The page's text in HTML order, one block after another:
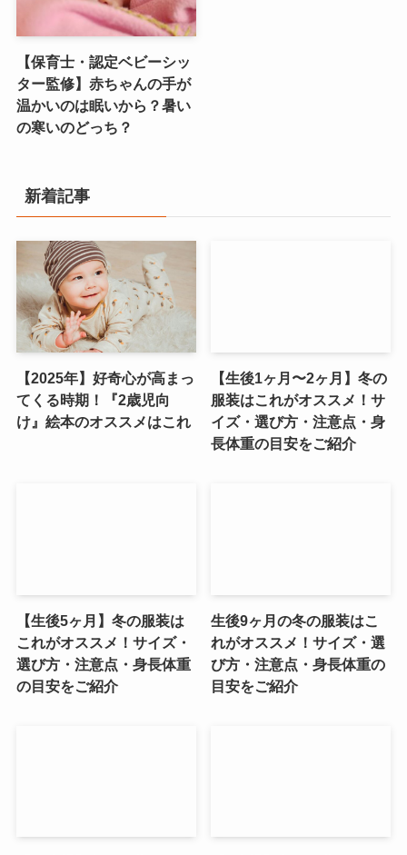
【保育士・認定ベビーシッ
ター監修】赤ちゃんの手が
温かいのは眠いから？暑い
の寒いのどっち？
新着記事
【2025年】好奇心が高まっ
てくる時期！『2歳児向
け』絵本のオススメはこれ
【生後1ヶ月〜2ヶ月】冬の
服装はこれがオススメ！サ
イズ・選び方・注意点・身
長体重の目安をご紹介
【生後5ヶ月】冬の服装は
これがオススメ！サイズ・
選び方・注意点・身長体重
の目安をご紹介
生後9ヶ月の冬の服装はこ
れがオススメ！サイズ・選
び方・注意点・身長体重の
目安をご紹介